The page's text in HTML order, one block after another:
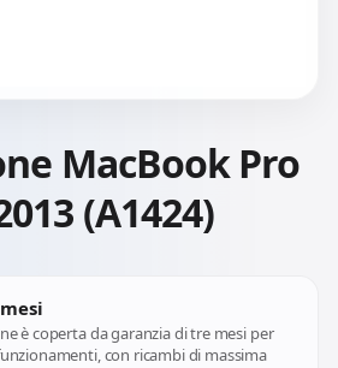
MacBook Pro
(A1424)
è coperta da garanzia di tre mesi per
con ricambi di massima